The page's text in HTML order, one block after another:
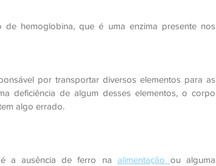
hemoglobina, que é uma enzima presente nos
por transportar diversos elementos para as
deficiência de algum desses elementos, o corpo
algo errado.
a ausência de ferro na alimentação ou alguma